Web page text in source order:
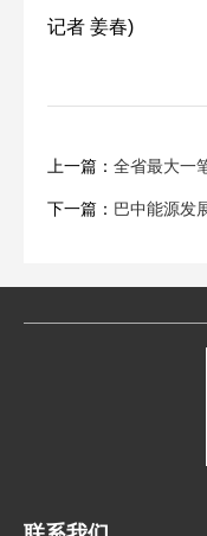
记者 姜春)
上一篇： 全省最大一
下一篇： 巴中能源发